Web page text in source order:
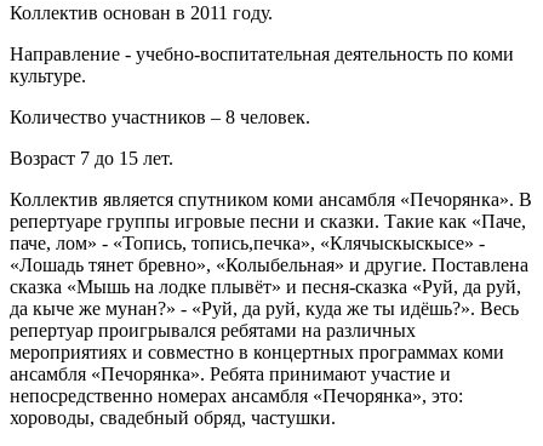
Коллектив основан в 2011 году.
Направление - учебно-воспитательная деятельность по коми
культуре.
Количество участников – 8 человек.
Возраст 7 до 15 лет.
Коллектив является спутником коми ансамбля «Печорянка». В
репертуаре группы игровые песни и сказки. Такие как «Паче,
паче, лом» - «Топись, топись,печка», «Клячыскыскысе» -
«Лошадь тянет бревно», «Колыбельная» и другие. Поставлена
сказка «Мышь на лодке плывёт» и песня-сказка «Руй, да руй,
да кыче же мунан?» - «Руй, да руй, куда же ты идёшь?». Весь
репертуар проигрывался ребятами на различных
мероприятиях и совместно в концертных программах коми
ансамбля «Печорянка». Ребята принимают участие и
непосредственно номерах ансамбля «Печорянка», это:
хороводы, свадебный обряд, частушки.